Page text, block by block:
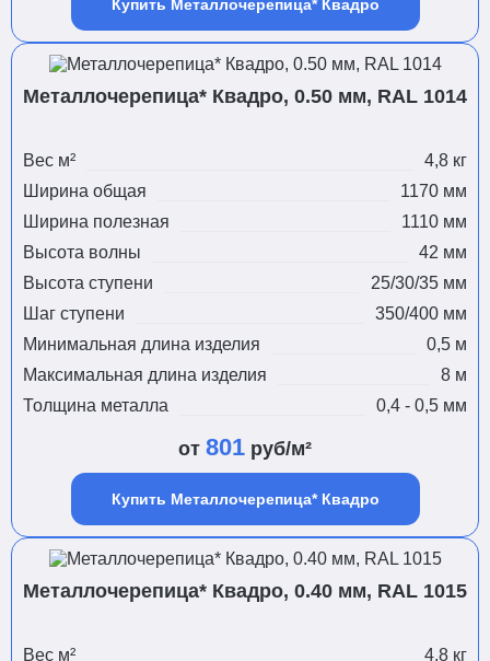
Купить Металлочерепица* Квадро
Металлочерепица* Квадро, 0.50 мм, RAL 1014
Вес м²
4,8 кг
Ширина общая
1170 мм
Ширина полезная
1110 мм
Высота волны
42 мм
Высота ступени
25/30/35 мм
Шаг ступени
350/400 мм
Минимальная длина изделия
0,5 м
Максимальная длина изделия
8 м
Толщина металла
0,4 - 0,5 мм
от 801 руб/м²
Купить Металлочерепица* Квадро
Металлочерепица* Квадро, 0.40 мм, RAL 1015
Вес м²
4,8 кг